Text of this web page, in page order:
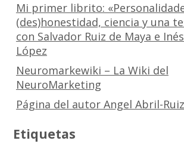
Mi primer librito:
(des)honestidad, ciencia y una
con Salvador Ruiz de Maya e
López
Neuromarkewiki – La Wiki del
NeuroMarketing
Página del autor Angel Abril-
Etiquetas